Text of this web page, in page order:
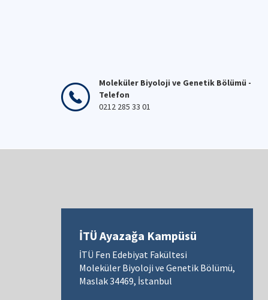
Moleküler Biyoloji ve Genetik Bölümü -
Telefon
0212 285 33 01
İTÜ Ayazağa Kampüsü
İTÜ Fen Edebiyat Fakültesi
Moleküler Biyoloji ve Genetik Bölümü,
Maslak 34469, İstanbul